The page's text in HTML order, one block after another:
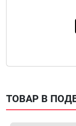
ТОВАР В